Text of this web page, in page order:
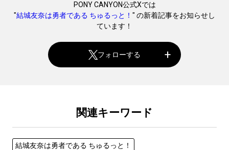
PONY CANYON公式Xでは
"結城友奈は勇者である ちゅるっと！ " の新着記事をお知らせし
ています！
フォローする
関連キーワード
結城友奈は勇者である ちゅるっと！